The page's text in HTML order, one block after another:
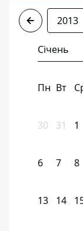
2013
Січень
Пн Вт
30 31 1
6 7 8
13 14